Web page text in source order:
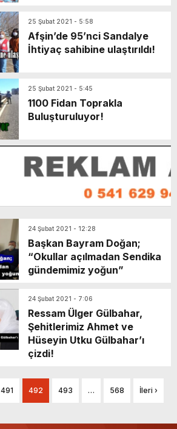
25 Şubat 2021 - 5:58
Afşin’de 95’nci Sandalye
İhtiyaç sahibine ulaştırıldı!
25 Şubat 2021 - 5:45
1100 Fidan Toprakla
Buluşturuluyor!
24 Şubat 2021 - 12:28
Başkan Bayram Doğan;
“Okullar açılmadan Sendika
gündemimiz yoğun”
24 Şubat 2021 - 7:06
Ressam Ülger Gülbahar,
Şehitlerimiz Ahmet ve
Hüseyin Utku Gülbahar’ı
çizdi!
491 492 493 … 568 İleri ›